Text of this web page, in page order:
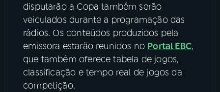
disputarão a Copa também serão
veiculados durante a programação das
rádios. Os conteúdos produzidos pela
emissora estarão reunidos no Portal EBC,
que também oferece tabela de jogos,
classificação e tempo real de jogos da
competição.